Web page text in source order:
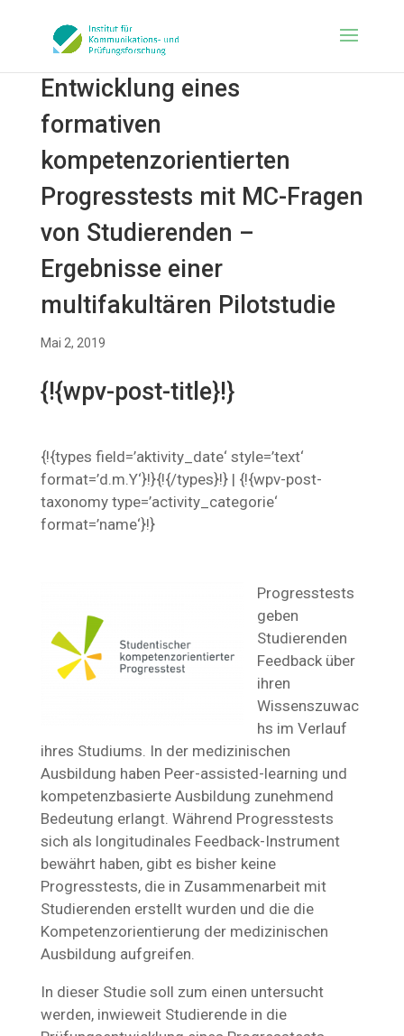
Entwicklung eines
formativen
kompetenzorientierten
Progresstests mit MC-Fragen
von Studierenden –
Ergebnisse einer
multifakultären Pilotstudie
Mai 2, 2019
{!{wpv-post-title}!}
{!{types field=’aktivity_date‘ style=’text‘
format=’d.m.Y‘}!}{!{/types}!} | {!{wpv-post-
taxonomy type=’activity_categorie‘
format=’name‘}!}
Progresstests
geben
Studierenden
Feedback über
ihren
Wissenszuwac
hs im Verlauf
ihres Studiums. In der medizinischen
Ausbildung haben Peer-assisted-learning und
kompetenzbasierte Ausbildung zunehmend
Bedeutung erlangt. Während Progresstests
sich als longitudinales Feedback-Instrument
bewährt haben, gibt es bisher keine
Progresstests, die in Zusammenarbeit mit
Studierenden erstellt wurden und die die
Kompetenzorientierung der medizinischen
Ausbildung aufgreifen.
In dieser Studie soll zum einen untersucht
werden, inwieweit Studierende in die